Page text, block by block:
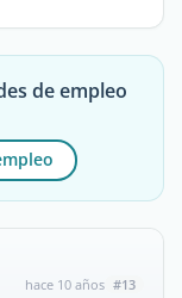
de empleo
hace 10 años #13